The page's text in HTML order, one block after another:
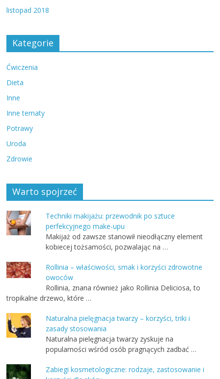
listopad 2018
Kategorie
Ćwiczenia
Dieta
Inne
Inne tematy
Potrawy
Uroda
Zdrowie
Warto spojrzeć
Techniki makijażu: przewodnik po sztuce
perfekcyjnego make-upu
Makijaż od zawsze stanowił nieodłączny element
kobiecej tożsamości, pozwalając na …
Rollinia – właściwości, smak i korzyści zdrowotne
owoców
Rollinia, znana również jako Rollinia Deliciosa, to
tropikalne drzewo, które …
Naturalna pielęgnacja twarzy – korzyści, triki i
zasady stosowania
Naturalna pielęgnacja twarzy zyskuje na
popularności wśród osób pragnących zadbać …
Zabiegi kosmetologiczne: rodzaje, zastosowanie i